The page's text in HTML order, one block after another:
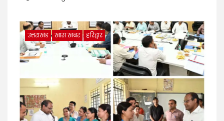
उत्तराखंड खास खबर हरिद्वार